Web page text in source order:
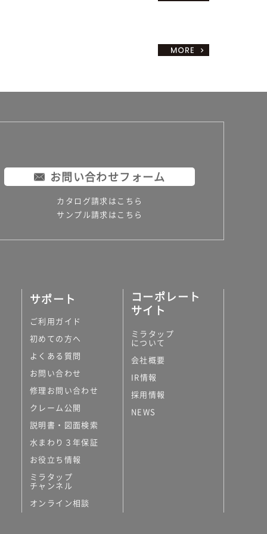
お問い合わせフォーム
カタログ請求はこちら
サンプル請求はこちら
サポート
ご利用ガイド
初めての方へ
よくある質問
お問い合わせ
修理お問い合わせ
クレーム公開
説明書・図面検索
水まわり３年保証
お役立ち情報
ミラタップ
チャンネル
オンライン相談
コーポレート
サイト
ミラタップ
について
会社概要
IR情報
採用情報
NEWS